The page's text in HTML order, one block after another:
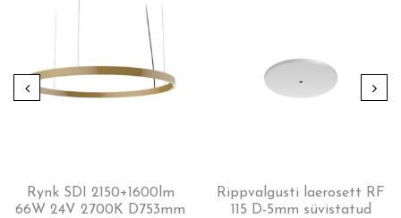
Rynk SDI 2150+1600lm
66W 24V 2700K D753mm
Rippvalgusti laerosett RF
115 D-5mm süvistatud